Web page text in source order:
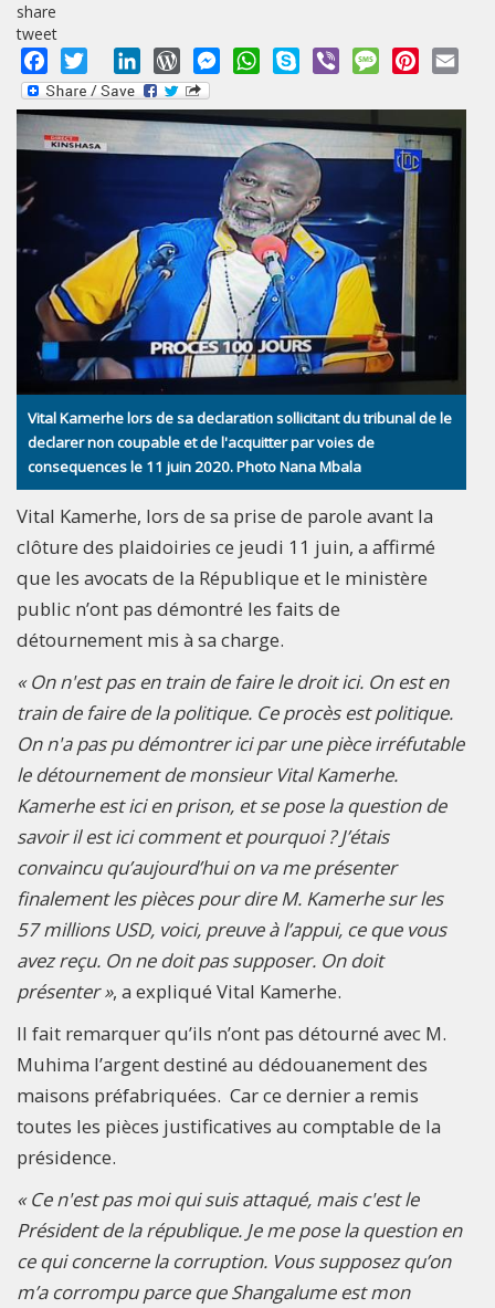
share
tweet
Facebook
Twitter LinkedInWordPressMessengerWhatsApp
Skype Viber MessagePinterest
Vital Kamerhe lors de sa declaration sollicitant du tribunal de le
declarer non coupable et de l'acquitter par voies de
consequences le 11 juin 2020. Photo Nana Mbala
Vital Kamerhe, lors de sa prise de parole avant la
clôture des plaidoiries ce jeudi 11 juin, a affirmé
que les avocats de la République et le ministère
public n’ont pas démontré les faits de
détournement mis à sa charge.
« On n'est pas en train de faire le droit ici. On est en
train de faire de la politique. Ce procès est politique.
On n'a pas pu démontrer ici par une pièce irréfutable
le détournement de monsieur Vital Kamerhe.
Kamerhe est ici en prison, et se pose la question de
savoir il est ici comment et pourquoi ? J’étais
convaincu qu’aujourd’hui on va me présenter
finalement les pièces pour dire M. Kamerhe sur les
57 millions USD, voici, preuve à l’appui, ce que vous
avez reçu. On ne doit pas supposer. On doit
présenter », a expliqué Vital Kamerhe.
Il fait remarquer qu’ils n’ont pas détourné avec M.
Muhima l’argent destiné au dédouanement des
maisons préfabriquées. Car ce dernier a remis
toutes les pièces justificatives au comptable de la
présidence.
« Ce n'est pas moi qui suis attaqué, mais c'est le
Président de la république. Je me pose la question en
ce qui concerne la corruption. Vous supposez qu’on
m’a corrompu parce que Shangalume est mon